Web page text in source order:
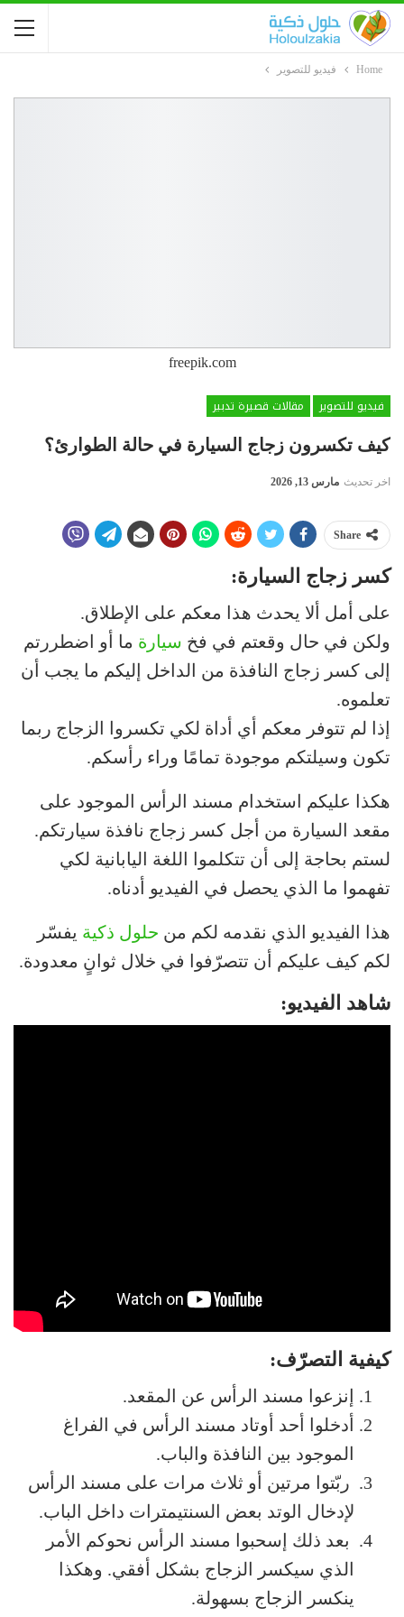
Home فيديو للتصوير
freepik.com
فيديو للتصوير
مقالات قصيرة تدبير
كيف تكسرون زجاج السيارة في حالة الطوارئ؟
اخر تحديث مارس 13, 2026
Share
كسر زجاج السيارة:
على أمل ألا يحدث هذا معكم على الإطلاق.
ولكن في حال وقعتم في فخ سيارة ما أو اضطررتم
إلى كسر زجاج النافذة من الداخل إليكم ما يجب أن
تعلموه.
إذا لم تتوفر معكم أي أداة لكي تكسروا الزجاج ربما
تكون وسيلتكم موجودة تمامًا وراء رأسكم.
هكذا عليكم استخدام مسند الرأس الموجود على
مقعد السيارة من أجل كسر زجاج نافذة سيارتكم.
لستم بحاجة إلى أن تتكلموا اللغة اليابانية لكي
تفهموا ما الذي يحصل في الفيديو أدناه.
هذا الفيديو الذي نقدمه لكم من حلول ذكية يفسّر
لكم كيف عليكم أن تتصرّفوا في خلال ثوانٍ معدودة.
شاهد الفيديو:
كيفية التصرّف:
إنزعوا مسند الرأس عن المقعد.
أدخلوا أحد أوتاد مسند الرأس في الفراغ
الموجود بين النافذة والباب.
ربّتوا مرتين أو ثلاث مرات على مسند الرأس
لإدخال الوتد بعض السنتيمترات داخل الباب.
بعد ذلك إسحبوا مسند الرأس نحوكم الأمر
الذي سيكسر الزجاج بشكل أفقي. وهكذا
ينكسر الزجاج بسهولة.